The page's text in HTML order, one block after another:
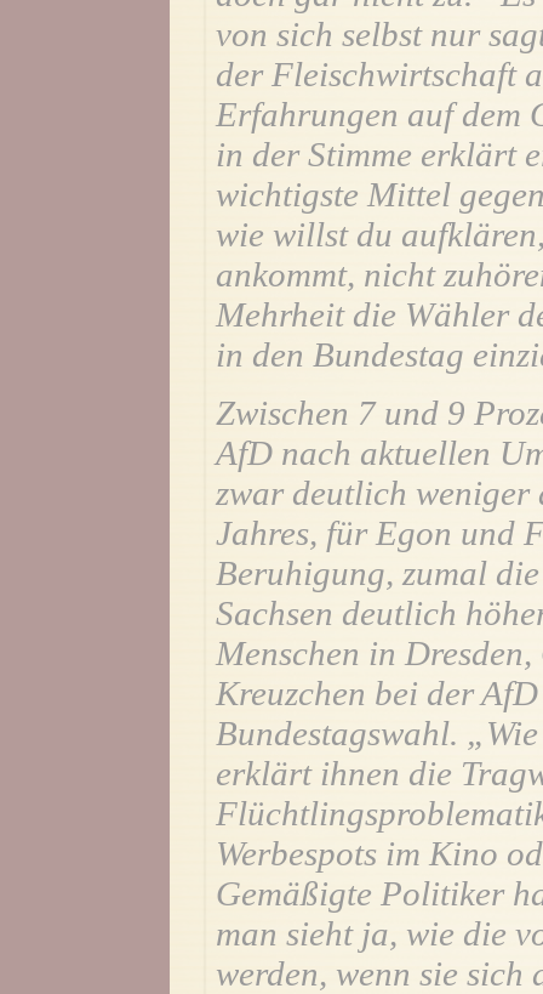
von sich selbst nur
der Fleischwirtschaft
Erfahrungen auf dem
in der Stimme erklärt
wichtigste Mittel
wie willst du
ankommt, nicht
Mehrheit die Wähler
in den Bundestag
Zwischen 7 und 9
AfD nach aktuellen
zwar deutlich weniger
Jahres, für Egon und
Beruhigung, zumal
Sachsen deutlich
Menschen in
Kreuzchen bei der
Bundestagswahl.
erklärt ihnen die
Werbespots im Kino
Gemäßigte Politiker
man sieht ja, wie die
werden, wenn sie